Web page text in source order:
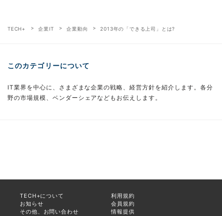
TECH+ 企業IT 企業動向 2013年の「できる上司」とは?
このカテゴリーについて
IT業界を中心に、さまざまな企業の戦略、経営方針を紹介します。各分
野の市場規模、ベンダーシェアなどもお伝えします。
TECH+について
利用規約
お知らせ
会員規約
その他、お問い合わせ
情報提供